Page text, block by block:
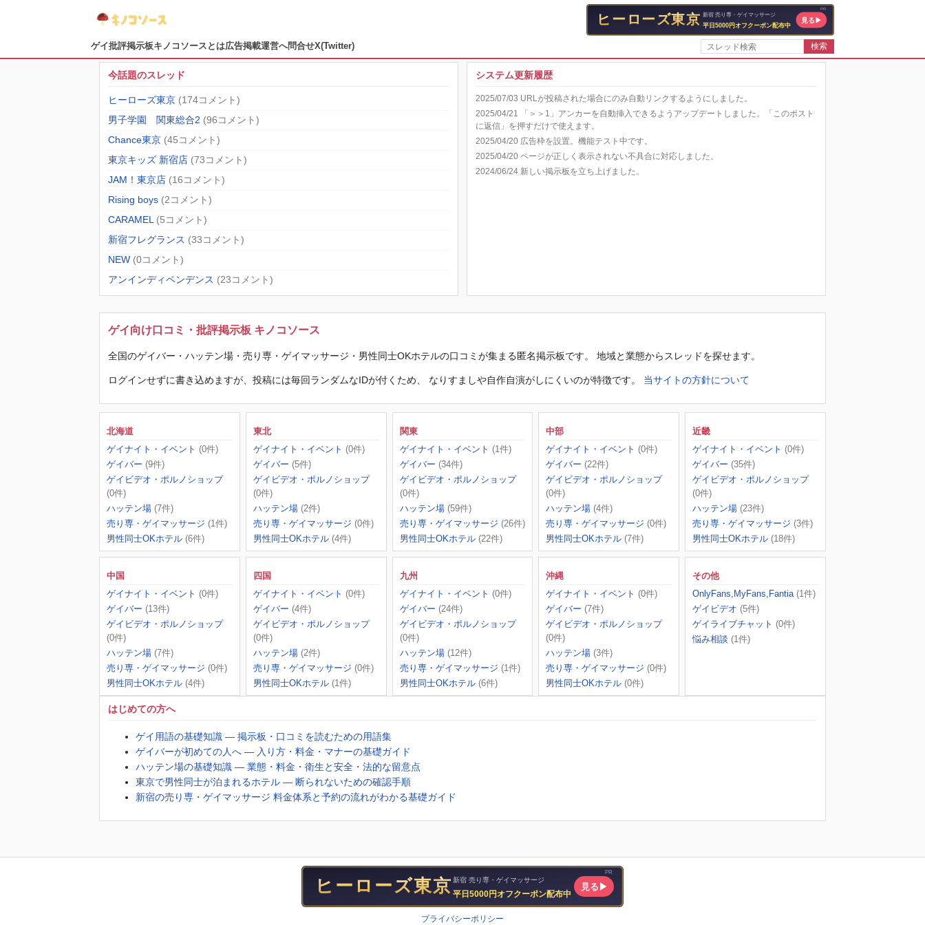
ゲイ批評掲示板キノコソースとは広告掲載運営へ問合せX(Twitter) 検索
今話題のスレッド
ヒーローズ東京 (174コメント)
男子学園 関東総合2 (96コメント)
Chance東京 (45コメント)
東京キッズ 新宿店 (73コメント)
JAM！東京店 (16コメント)
Rising boys (2コメント)
CARAMEL (5コメント)
新宿フレグランス (33コメント)
NEW (0コメント)
アンインディペンデンス (23コメント)
システム更新履歴
2025/07/03 URLが投稿された場合にのみ自動リンクするようにしました。
2025/04/21 「＞＞1」アンカーを自動挿入できるようアップデートしました。「このポスト
に返信」を押すだけで使えます。
2025/04/20 広告枠を設置。機能テスト中です。
2025/04/20 ページが正しく表示されない不具合に対応しました。
2024/06/24 新しい掲示板を立ち上げました。
ゲイ向け口コミ・批評掲示板 キノコソース
全国のゲイバー・ハッテン場・売り専・ゲイマッサージ・男性同士OKホテルの口コミが集まる匿名掲示板です。 地域と業態からスレッドを探せます。
ログインせずに書き込めますが、投稿には毎回ランダムなIDが付くため、 なりすましや自作自演がしにくいのが特徴です。 当サイトの方針について
北海道
ゲイナイト・イベント (0件)
ゲイバー (9件)
ゲイビデオ・ポルノショップ
(0件)
ハッテン場 (7件)
売り専・ゲイマッサージ (1件)
男性同士OKホテル (6件)
東北
ゲイナイト・イベント (0件)
ゲイバー (5件)
ゲイビデオ・ポルノショップ
(0件)
ハッテン場 (2件)
売り専・ゲイマッサージ (0件)
男性同士OKホテル (4件)
関東
ゲイナイト・イベント (1件)
ゲイバー (34件)
ゲイビデオ・ポルノショップ
(0件)
ハッテン場 (59件)
売り専・ゲイマッサージ (26件)
男性同士OKホテル (22件)
中部
ゲイナイト・イベント (0件)
ゲイバー (22件)
ゲイビデオ・ポルノショップ
(0件)
ハッテン場 (4件)
売り専・ゲイマッサージ (0件)
男性同士OKホテル (7件)
近畿
ゲイナイト・イベント (0件)
ゲイバー (35件)
ゲイビデオ・ポルノショップ
(0件)
ハッテン場 (23件)
売り専・ゲイマッサージ (3件)
男性同士OKホテル (18件)
中国
ゲイナイト・イベント (0件)
ゲイバー (13件)
ゲイビデオ・ポルノショップ
(0件)
ハッテン場 (7件)
売り専・ゲイマッサージ (0件)
男性同士OKホテル (4件)
四国
ゲイナイト・イベント (0件)
ゲイバー (4件)
ゲイビデオ・ポルノショップ
(0件)
ハッテン場 (2件)
売り専・ゲイマッサージ (0件)
男性同士OKホテル (1件)
九州
ゲイナイト・イベント (0件)
ゲイバー (24件)
ゲイビデオ・ポルノショップ
(0件)
ハッテン場 (12件)
売り専・ゲイマッサージ (1件)
男性同士OKホテル (6件)
沖縄
ゲイナイト・イベント (0件)
ゲイバー (7件)
ゲイビデオ・ポルノショップ
(0件)
ハッテン場 (3件)
売り専・ゲイマッサージ (0件)
男性同士OKホテル (0件)
その他
OnlyFans,MyFans,Fantia (1件)
ゲイビデオ (5件)
ゲイライブチャット (0件)
悩み相談 (1件)
はじめての方へ
ゲイ用語の基礎知識 ― 掲示板・口コミを読むための用語集
ゲイバーが初めての人へ ― 入り方・料金・マナーの基礎ガイド
ハッテン場の基礎知識 ― 業態・料金・衛生と安全・法的な留意点
東京で男性同士が泊まれるホテル ― 断られないための確認手順
新宿の売り専・ゲイマッサージ 料金体系と予約の流れがわかる基礎ガイド
プライバシーポリシー